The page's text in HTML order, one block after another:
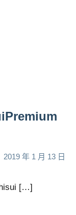
2019 年 1 月 13 日
[…]